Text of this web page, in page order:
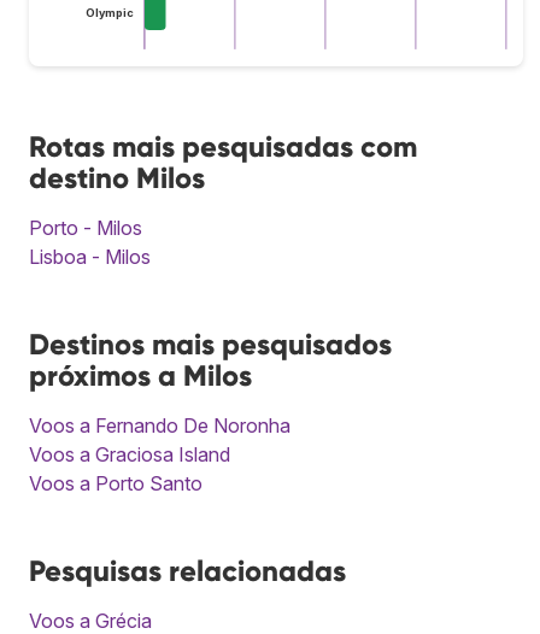
Olympic
Rotas mais pesquisadas com
destino Milos
Porto - Milos
Lisboa - Milos
Destinos mais pesquisados
próximos a Milos
Voos a Fernando De Noronha
Voos a Graciosa Island
Voos a Porto Santo
Pesquisas relacionadas
Voos a Grécia